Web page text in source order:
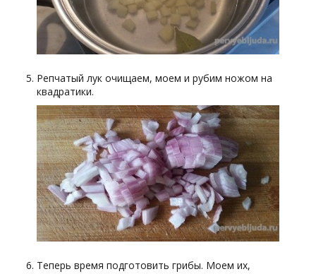
Репчатый лук очищаем, моем и рубим ножом на
квадратики.
Теперь время подготовить грибы. Моем их,